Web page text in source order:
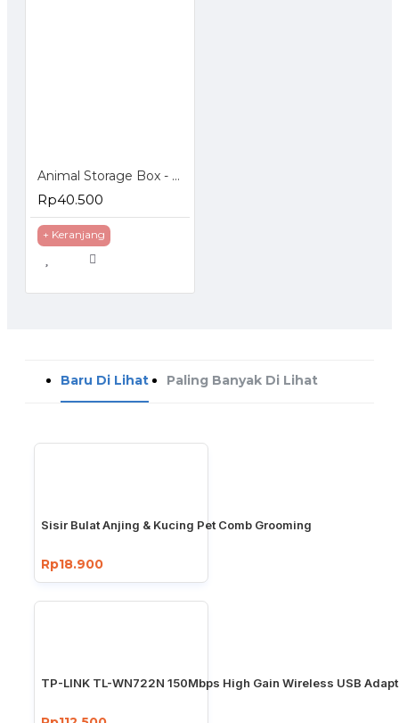
Animal Storage Box - Bangku Anak - Tempat Penyimpanan Mainan
Rp40.500
+ Keranjang
Baru Di Lihat Paling Banyak Di Lihat
Sisir Bulat Anjing & Kucing Pet Comb Grooming
Rp18.900
TP-LINK TL-WN722N 150Mbps High Gain Wireless USB